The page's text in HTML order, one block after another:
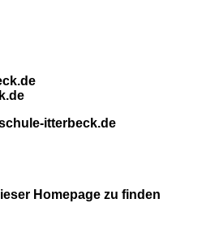
itterbeck.de
Homepage zu finden